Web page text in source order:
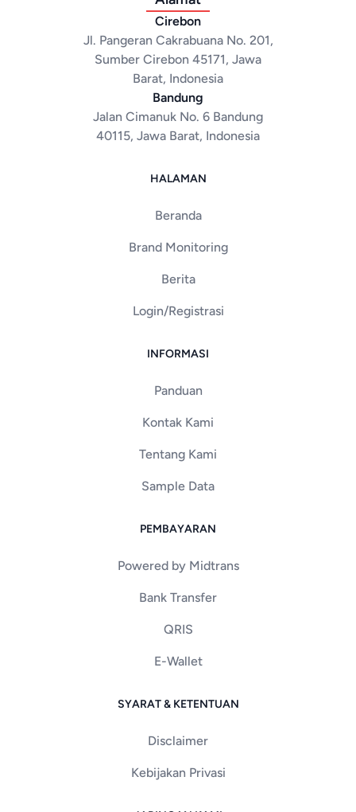
Cirebon
Jl. Pangeran Cakrabuana No. 201,
Sumber Cirebon 45171, Jawa
Barat, Indonesia
Bandung
Jalan Cimanuk No. 6 Bandung
40115, Jawa Barat, Indonesia
HALAMAN
Beranda
Brand Monitoring
Berita
Login/Registrasi
INFORMASI
Panduan
Kontak Kami
Tentang Kami
Sample Data
PEMBAYARAN
Powered by Midtrans
Bank Transfer
QRIS
E-Wallet
SYARAT & KETENTUAN
Disclaimer
Kebijakan Privasi